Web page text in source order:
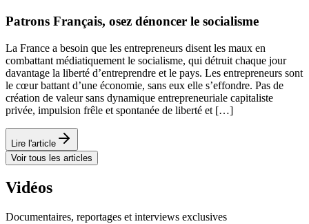
Patrons Français, osez dénoncer le socialisme
La France a besoin que les entrepreneurs disent les maux en
combattant médiatiquement le socialisme, qui détruit chaque jour
davantage la liberté d’entreprendre et le pays. Les entrepreneurs sont
le cœur battant d’une économie, sans eux elle s’effondre. Pas de
création de valeur sans dynamique entrepreneuriale capitaliste
privée, impulsion frêle et spontanée de liberté et […]
Lire l'article
Voir tous les articles
Vidéos
Documentaires, reportages et interviews exclusives